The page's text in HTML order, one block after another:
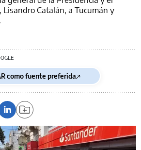
Catalán, a Tucumán y
como fuente preferida